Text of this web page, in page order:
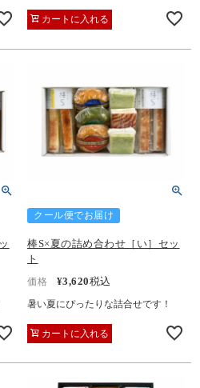
カートに入れる
クール便でお届け
棒S×夏の詰め合わせ［い］セッ
ト
価格 ¥3,620税込
暑い夏にぴったりな詰合せです！
カートに入れる